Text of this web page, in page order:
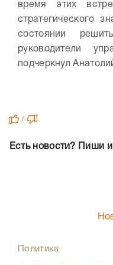
время этих
стратегического
состоянии
руководители
подчеркнул
/
Есть новости? Пиши
Политика